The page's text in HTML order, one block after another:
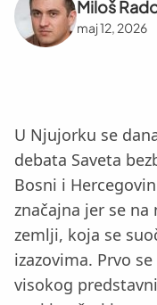
Miloš
maj 12, 2026
U Njujorku se
debata Saveta
Bosni i
značajna jer se
zemlji, koja se
izazovima. Prvo
visokog